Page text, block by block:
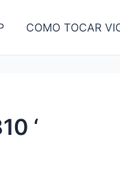
COMO TOCAR
‘